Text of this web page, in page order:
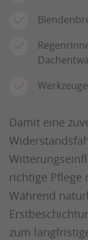
Werkzeuge
Damit eine
richtige Pflege
Während
zum